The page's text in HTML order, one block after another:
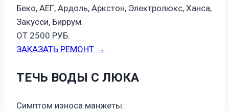
Беко, АЕГ, Ардоль, Аркстон, Электролюкс, Ханса,
Закусси, Биррум.
ОТ 2500 РУБ.
ЗАКАЗАТЬ РЕМОНТ →
ТЕЧЬ ВОДЫ С ЛЮКА
Симптом износа манжеты: